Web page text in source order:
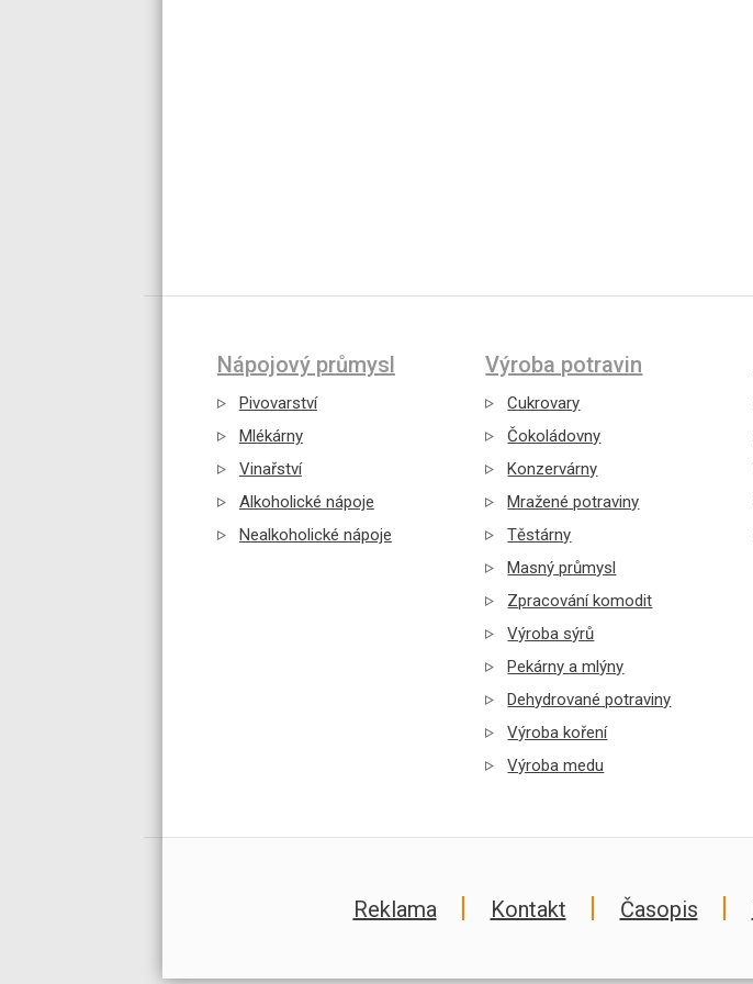
Nápojový průmysl
Pivovarství
Mlékárny
Vinařství
Alkoholické nápoje
Nealkoholické nápoje
Výroba potravin
Cukrovary
Čokoládovny
Konzervárny
Mražené potraviny
Těstárny
Masný průmysl
Zpracování komodit
Výroba sýrů
Pekárny a mlýny
Dehydrované potraviny
Výroba koření
Výroba medu
Reklama Kontakt Časopis